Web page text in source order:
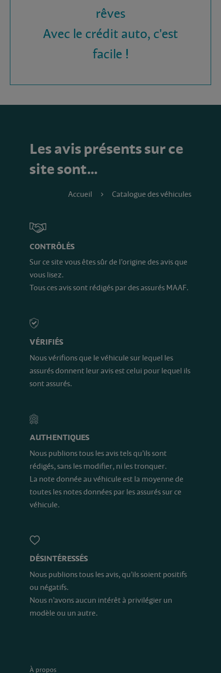
rêves
Avec le crédit auto, c'est
facile !
Les avis présents sur ce
site sont…
Accueil Catalogue des véhicules
CONTRÔLÉS
Sur ce site vous êtes sûr de l’origine des avis que
vous lisez.
Tous ces avis sont rédigés par des assurés MAAF.
VÉRIFIÉS
Nous vérifions que le véhicule sur lequel les
assurés donnent leur avis est celui pour lequel ils
sont assurés.
AUTHENTIQUES
Nous publions tous les avis tels qu’ils sont
rédigés, sans les modifier, ni les tronquer.
La note donnée au véhicule est la moyenne de
toutes les notes données par les assurés sur ce
véhicule.
DÉSINTÉRESSÉS
Nous publions tous les avis, qu’ils soient positifs
ou négatifs.
Nous n’avons aucun intérêt à privilégier un
modèle ou un autre.
À propos